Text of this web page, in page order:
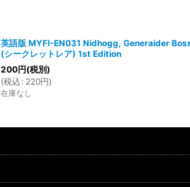
英語版 MYFI-EN031 Nidhogg, Generaider
(シークレットレア) 1st Edition
200円(税別)
(税込 : 220円)
在庫なし